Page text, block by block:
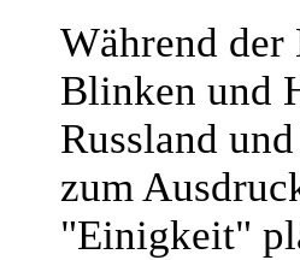
Während der
Blinken und
Russland
zum
"Einigkeit"